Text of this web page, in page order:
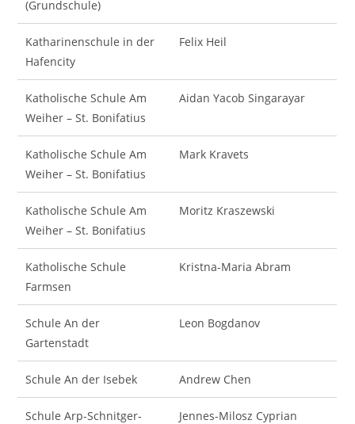
(Grundschule)
Katharinenschule in der
Hafencity
Felix Heil
Katholische Schule Am
Weiher – St. Bonifatius
Aidan Yacob Singarayar
Katholische Schule Am
Weiher – St. Bonifatius
Mark Kravets
Katholische Schule Am
Weiher – St. Bonifatius
Moritz Kraszewski
Katholische Schule
Farmsen
Kristna-Maria Abram
Schule An der
Gartenstadt
Leon Bogdanov
Schule An der Isebek Andrew Chen
Schule Arp-Schnitger- Jennes-Milosz Cyprian